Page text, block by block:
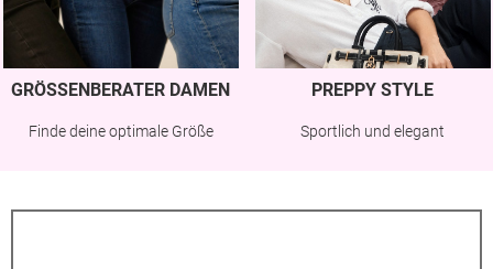
GRÖSSENBERATER DAMEN
Finde deine optimale Größe
PREPPY STYLE
Sportlich und elegant